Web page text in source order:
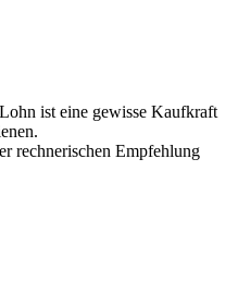
ist eine gewisse Kaufkraft
rechnerischen Empfehlung